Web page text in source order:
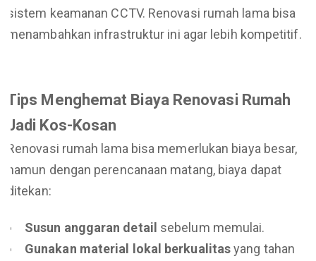
sistem keamanan CCTV. Renovasi rumah lama bisa
menambahkan infrastruktur ini agar lebih kompetitif.
Tips Menghemat Biaya Renovasi Rumah
Jadi Kos-Kosan
Renovasi rumah lama bisa memerlukan biaya besar,
namun dengan perencanaan matang, biaya dapat
ditekan:
Susun anggaran detail sebelum memulai.
Gunakan material lokal berkualitasyang tahan